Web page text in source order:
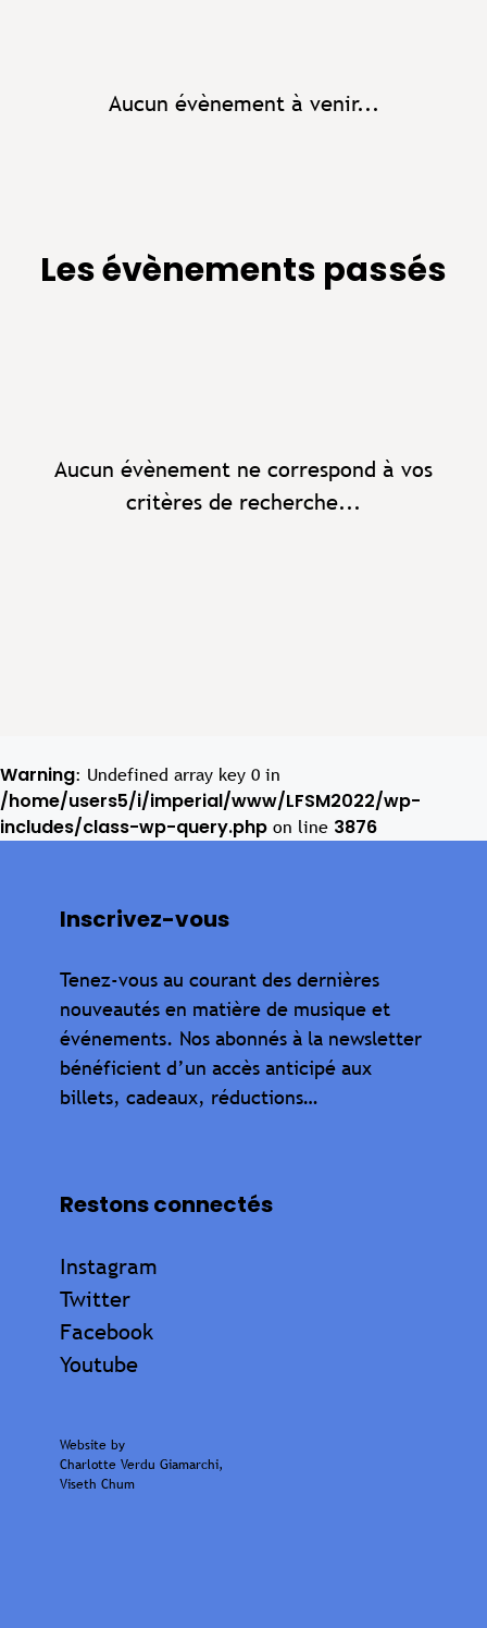
Aucun évènement à venir...
Les évènements passés
Aucun évènement ne correspond à vos
critères de recherche...
Warning: Undefined array key 0 in
/home/users5/i/imperial/www/LFSM2022/wp-
includes/class-wp-query.php on line 3876
Inscrivez-vous
Tenez-vous au courant des dernières
nouveautés en matière de musique et
événements. Nos abonnés à la newsletter
bénéficient d’un accès anticipé aux
billets, cadeaux, réductions…
Restons connectés
Instagram
Twitter
Facebook
Youtube
Website by
Charlotte Verdu Giamarchi,
Viseth Chum